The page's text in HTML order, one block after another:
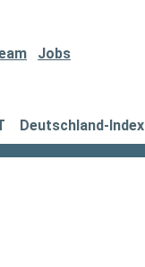
Jobs
Deutschland-Index